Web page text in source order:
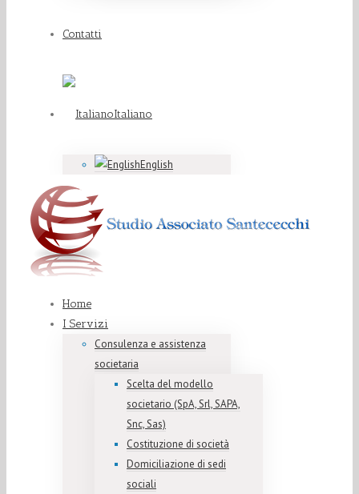
Contatti
Italiano
English
Home
I Servizi
Consulenza e assistenza
societaria
Scelta del modello
societario (SpA, Srl, SAPA,
Snc, Sas)
Costituzione di società
Domiciliazione di sedi
sociali